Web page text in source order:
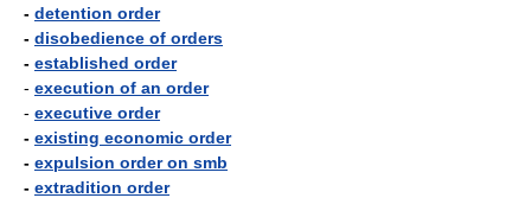
- detention order
- disobedience of orders
- established order
- execution of an order
- executive order
- existing economic order
- expulsion order on smb
- extradition order